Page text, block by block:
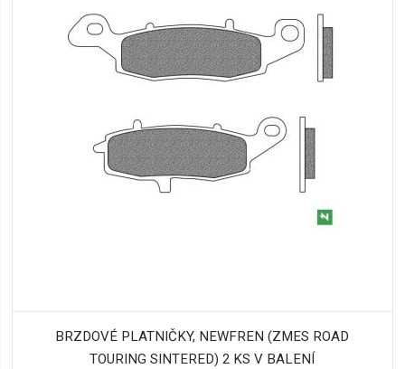
BRZDOVÉ PLATNIČKY, NEWFREN (ZMES ROAD
TOURING SINTERED) 2 KS V BALENÍ